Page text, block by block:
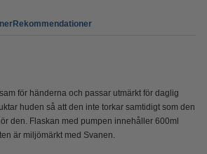
Rekommendationer
för händerna och passar utmärkt för daglig
huden så att den inte torkar samtidigt som den
den. Flaskan med pumpen innehåller 600ml
är miljömärkt med Svanen.